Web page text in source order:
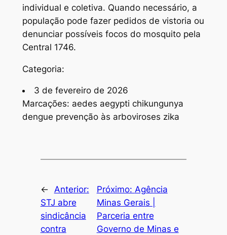
individual e coletiva. Quando necessário, a
população pode fazer pedidos de vistoria ou
denunciar possíveis focos do mosquito pela
Central 1746.
Categoria:
3 de fevereiro de 2026
Marcações: aedes aegypti chikungunya
dengue prevenção às arboviroses zika
← Anterior:
STJ abre
sindicância
contra
Próximo: Agência
Minas Gerais |
Parceria entre
Governo de Minas e